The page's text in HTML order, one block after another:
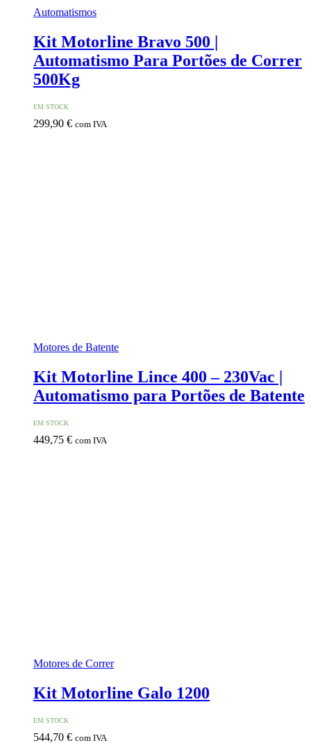
Automatismos
Kit Motorline Bravo 500 |
Automatismo Para Portões de Correr
500Kg
EM STOCK
299,90 € com IVA
Motores de Batente
Kit Motorline Lince 400 – 230Vac |
Automatismo para Portões de Batente
EM STOCK
449,75 € com IVA
Motores de Correr
Kit Motorline Galo 1200
EM STOCK
544,70 € com IVA